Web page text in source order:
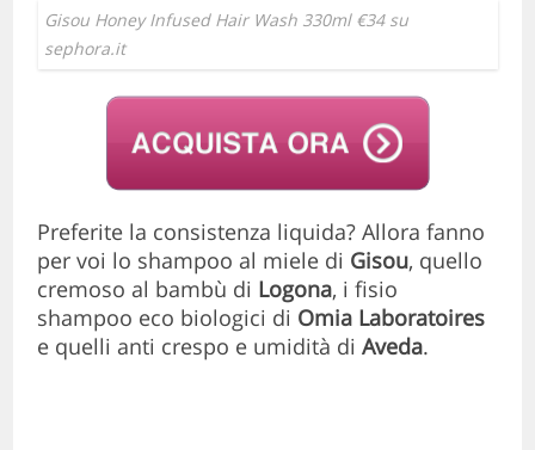
Gisou Honey Infused Hair Wash 330ml €34 su
sephora.it
Preferite la consistenza liquida? Allora fanno
per voi lo shampoo al miele di Gisou, quello
cremoso al bambù di Logona, i fisio
shampoo eco biologici di Omia Laboratoires
e quelli anti crespo e umidità diAveda.